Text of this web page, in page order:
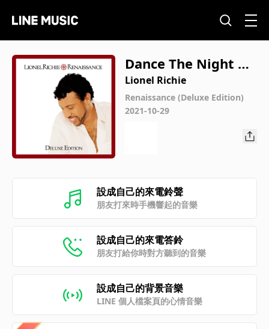
Dance The Night A
way (Album Versio
n)
Lionel Richie
Renaissance (Deluxe Edition)
2021-10-29
設成自己的來電鈴聲
朋友打來時手機響起的音樂
設成自己的來電答鈴
朋友打給你時對方聽到的音樂
設成自己的背景音樂
LINE 個人檔案頁的心情音樂